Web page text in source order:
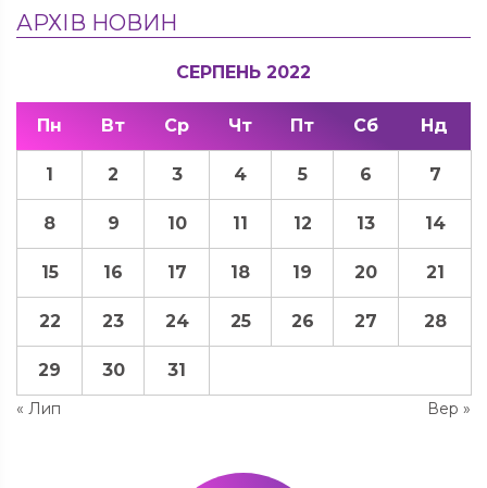
АРХІВ НОВИН
СЕРПЕНЬ 2022
Пн Вт Ср Чт Пт Сб Нд
« Лип Вер »
1 2 3 4 5 6 7
8 9 10 11 12 13 14
15 16 17 18 19 20 21
22 23 24 25 26 27 28
29 30 31